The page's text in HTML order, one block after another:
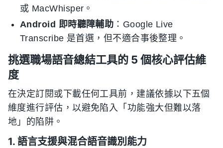
或 MacWhisper。
Android 即時聽障輔助 ：Google Live
Transcribe 是首選，但不適合事後整理。
挑選職場語音總結工具的 5 個核心評估維
度
在決定訂閱或下載任何工具前，建議依據以下五個
維度進行評估，以避免陷入「功能強大但難以落
地」的陷阱。
1. 語言支援與混合語音識別能力